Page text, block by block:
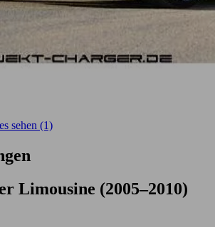
sehen (1)
Limousine (2005–2010)